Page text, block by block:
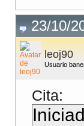
23/10/
leoj90
Usuario
Cita: